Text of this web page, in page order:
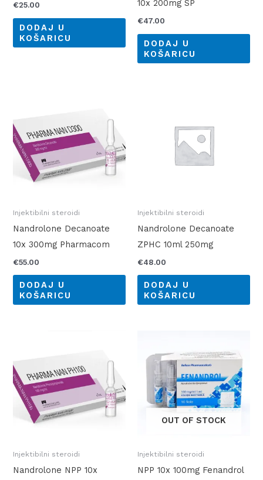
€25.00
DODAJ U
KOŠARICU
10x 200mg SP
€47.00
DODAJ U
KOŠARICU
Injektibilni steroidi
Nandrolone Decanoate
10x 300mg Pharmacom
€55.00
DODAJ U
KOŠARICU
Injektibilni steroidi
Nandrolone Decanoate
ZPHC 10ml 250mg
€48.00
DODAJ U
KOŠARICU
Injektibilni steroidi
Nandrolone NPP 10x
OUT OF STOCK
Injektibilni steroidi
NPP 10x 100mg Fenandrol